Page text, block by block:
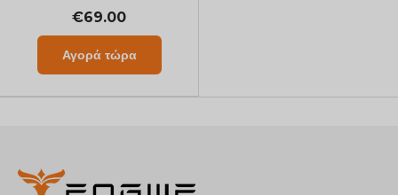
& L20 3.0 Pro
€69.00
Αγορά τώρα